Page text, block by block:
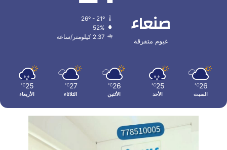
صنعاء
غيوم متفرقة
26º - 21º
52%
2.37 كيلومتر/ساعة
26
℃
السبت
25
℃
الأحد
26
℃
الأثنين
27
℃
الثلاثاء
25
℃
الأربعاء